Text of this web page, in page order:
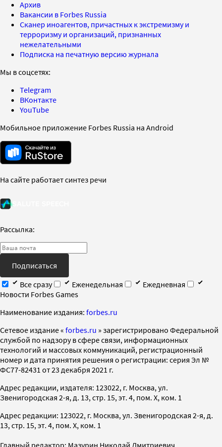
Архив
Вакансии в Forbes Russia
Сканер иноагентов, причастных к экстремизму и
терроризму и организаций, признанных
нежелательными
Подписка на печатную версию журнала
Мы в соцсетях:
Telegram
ВКонтакте
YouTube
Мобильное приложение Forbes Russia на Android
На сайте работает синтез речи
Рассылка:
Подписаться
Все сразу
Еженедельная
Ежедневная
Новости Forbes Games
Наименование издания: forbes.ru
Cетевое издание « forbes.ru » зарегистрировано Федеральной
службой по надзору в сфере связи, информационных
технологий и массовых коммуникаций, регистрационный
номер и дата принятия решения о регистрации: серия Эл №
ФС77-82431 от 23 декабря 2021 г.
Адрес редакции, издателя: 123022, г. Москва, ул.
Звенигородская 2-я, д. 13, стр. 15, эт. 4, пом. X, ком. 1
Адрес редакции: 123022, г. Москва, ул. Звенигородская 2-я, д.
13, стр. 15, эт. 4, пом. X, ком. 1
Главный редактор: Мазурин Николай Дмитриевич